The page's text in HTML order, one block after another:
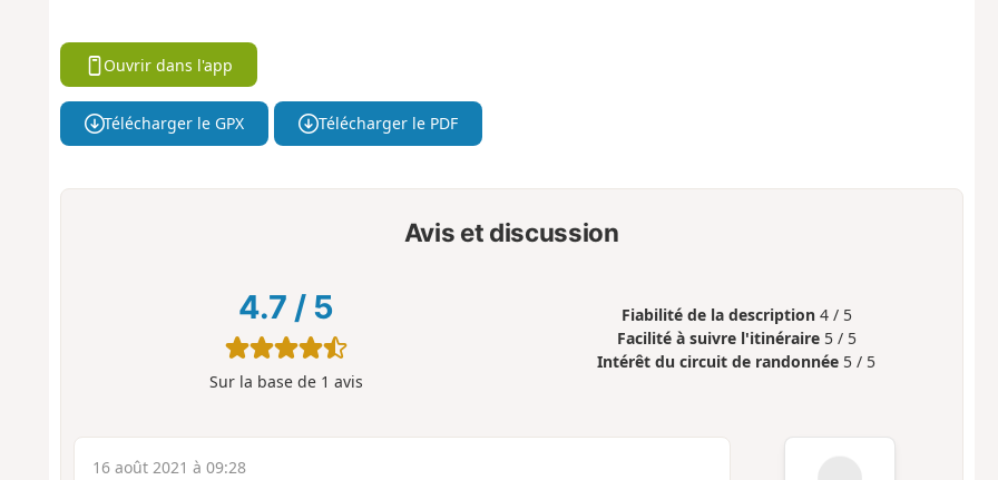
Ouvrir dans l'app
Télécharger le GPX Télécharger le PDF
Avis et discussion
4.7 / 5
Sur la base de 1 avis
Fiabilité de la description 4 / 5
Facilité à suivre l'itinéraire 5 / 5
Intérêt du circuit de randonnée 5 / 5
16 août 2021 à 09:28